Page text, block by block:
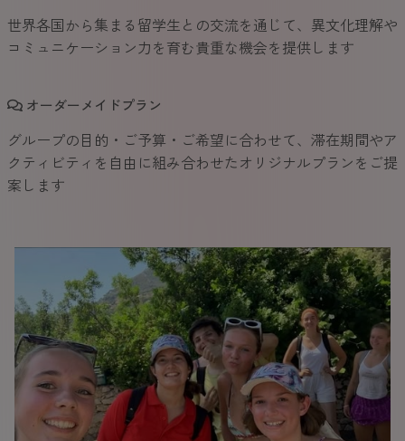
世界各国から集まる留学生との交流を通じて、異文化理解や
コミュニケーション力を育む貴重な機会を提供します
オーダーメイドプラン
グループの目的・ご予算・ご希望に合わせて、滞在期間やア
クティビティを自由に組み合わせたオリジナルプランをご提
案します